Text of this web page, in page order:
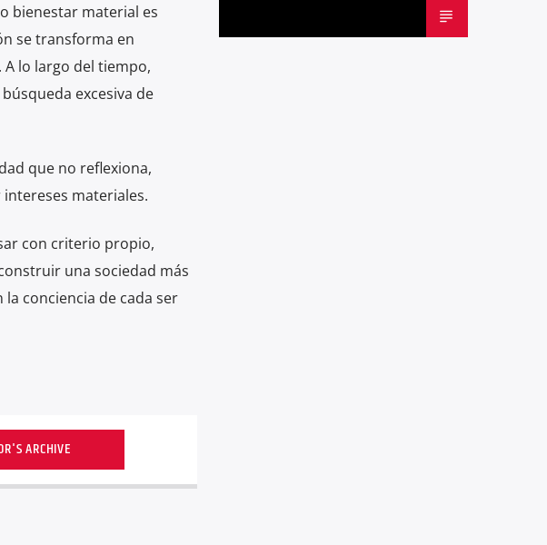
bienestar material es
se transforma en
lo largo del tiempo,
excesiva de
que no reflexiona,
materiales.
con criterio propio,
una sociedad más
conciencia de cada ser
ARCHIVE